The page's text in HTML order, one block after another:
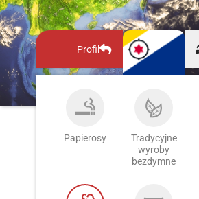
Profil
Papierosy
Tradycyjne
wyroby
bezdymne